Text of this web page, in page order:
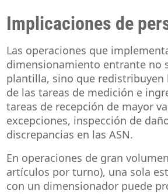
Implicaciones de
Las operaciones que
dimensionamiento entrante no
plantilla, sino que redistribuyen
de las tareas de medición e
tareas de recepción de mayor
excepciones, inspección de
discrepancias en las ASN.
En operaciones de gran
artículos por turno), una sola
con un dimensionador puede